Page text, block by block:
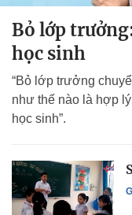
Bỏ lớp
học sinh
“Bỏ lớp trưởng
như thế nào là hợp
học sinh”.